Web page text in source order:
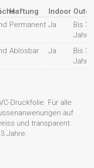
Haftung Indoor
Permanent Ja
Bis 3
Jahre
Ablösbar Ja
Bis 3
Jahre
Druckfolie. Für alle
auf
und transparent.
Jahre.